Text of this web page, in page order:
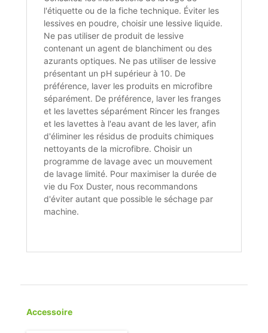
l'étiquette ou de la fiche technique. Éviter les
lessives en poudre, choisir une lessive liquide.
Ne pas utiliser de produit de lessive
contenant un agent de blanchiment ou des
azurants optiques. Ne pas utiliser de lessive
présentant un pH supérieur à 10. De
préférence, laver les produits en microfibre
séparément. De préférence, laver les franges
et les lavettes séparément Rincer les franges
et les lavettes à l'eau avant de les laver, afin
d'éliminer les résidus de produits chimiques
nettoyants de la microfibre. Choisir un
programme de lavage avec un mouvement
de lavage limité. Pour maximiser la durée de
vie du Fox Duster, nous recommandons
d'éviter autant que possible le séchage par
machine.
Accessoire